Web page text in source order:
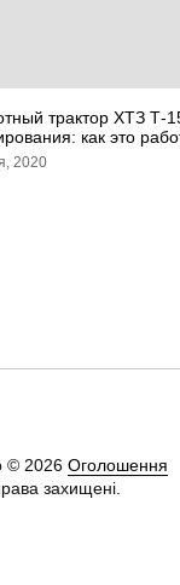
трактор ХТЗ Т-
как это
2020
© 2026 Оголошення
захищені.